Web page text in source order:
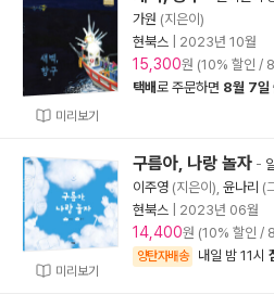
미리보기
가원 (지은이)
현북스
2023년 10월
15,300원 (10% 할인 /
택배로 주문하면 8월 7일
미리보기
구름아, 나랑 놀자 -
이주영 (지은이), 윤나리 (
현북스
2023년 06월
14,400원 (10% 할인 /
양탄자배송 내일 밤 11시